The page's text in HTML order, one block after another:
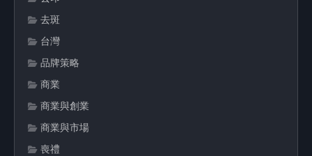
去斑
台灣
品牌策略
商業
商業與創業
商業與市場
喪禮